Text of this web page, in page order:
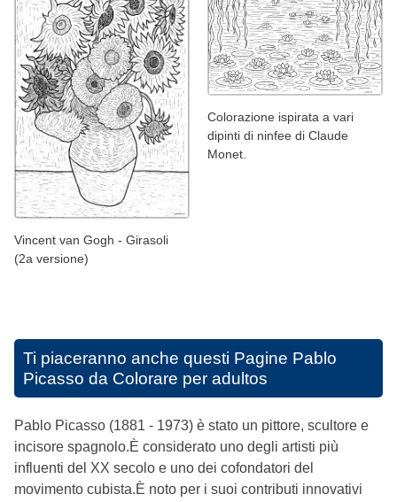
Vincent van Gogh - Girasoli
(2a versione)
Colorazione ispirata a vari
dipinti di ninfee di Claude
Monet.
Ti piaceranno anche questi Pagine Pablo
Picasso da Colorare per adultos
Pablo Picasso (1881 - 1973) è stato un pittore, scultore e
incisore spagnolo.È considerato uno degli artisti più
influenti del XX secolo e uno dei cofondatori del
movimento cubista.È noto per i suoi contributi innovativi